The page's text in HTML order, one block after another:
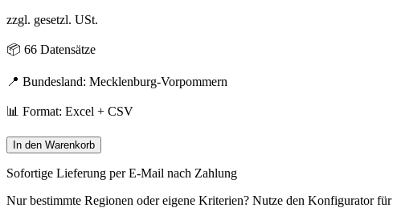
zzgl. gesetzl. USt.
📦 66 Datensätze
📍 Bundesland: Mecklenburg-Vorpommern
📊 Format: Excel + CSV
In den Warenkorb
Sofortige Lieferung per E-Mail nach Zahlung
Nur bestimmte Regionen oder eigene Kriterien? Nutze den Konfigurator für